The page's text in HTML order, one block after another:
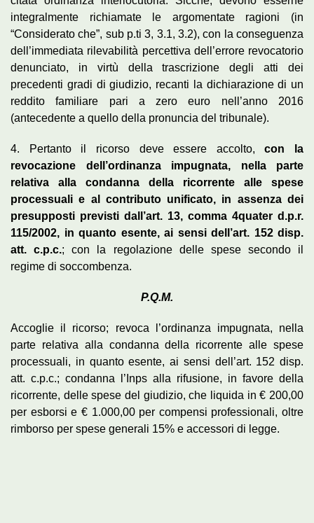
integralmente richiamate le argomentate ragioni (in
“Considerato che”, sub p.ti 3, 3.1, 3.2), con la conseguenza
dell’immediata rilevabilità percettiva dell’errore revocatorio
denunciato, in virtù della trascrizione degli atti dei
precedenti gradi di giudizio, recanti la dichiarazione di un
reddito familiare pari a zero euro nell’anno 2016
(antecedente a quello della pronuncia del tribunale).
4. Pertanto il ricorso deve essere accolto,con la
revocazione dell’ordinanza impugnata, nella parte
relativa alla condanna della ricorrente alle spese
processuali e al contributo unificato, in assenza dei
presupposti previsti dall’art. 13, comma 4quater d.p.r.
115/2002, in quanto esente, ai sensi dell’art. 152 disp.
att. c.p.c.; con la regolazione delle spese secondo il
regime di soccombenza.
P.Q.M.
Accoglie il ricorso; revoca l’ordinanza impugnata, nella
parte relativa alla condanna della ricorrente alle spese
processuali, in quanto esente, ai sensi dell’art. 152 disp.
att. c.p.c.; condanna l’Inps alla rifusione, in favore della
ricorrente, delle spese del giudizio, che liquida in € 200,00
per esborsi e € 1.000,00 per compensi professionali, oltre
rimborso per spese generali 15% e accessori di legge.